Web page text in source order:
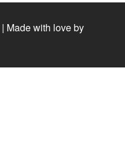
| Made with love by